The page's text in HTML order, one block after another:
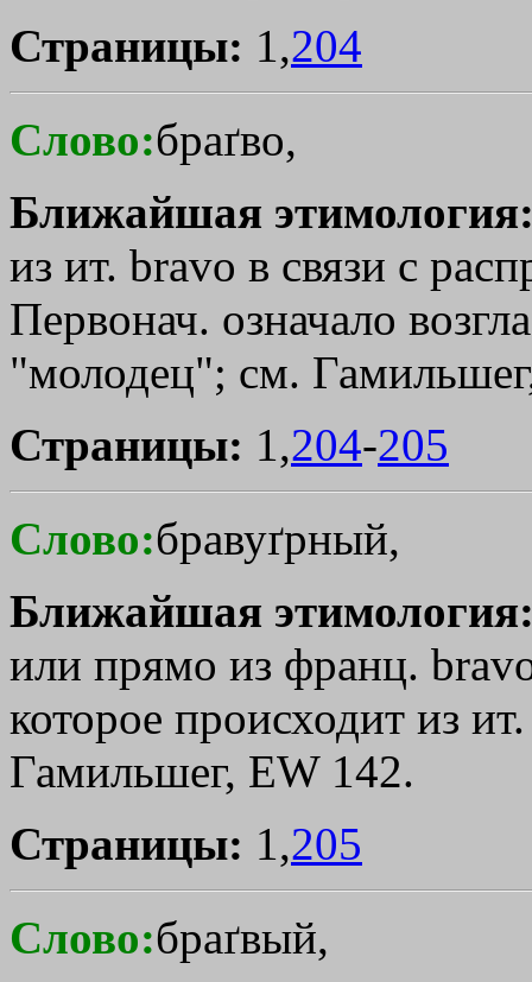
Страницы: 1,204
Слово:браґво,
Ближайшая
из ит. bravo в связи с
Первонач. означало
"молодец"; см.
Страницы: 1,204-205
Слово:бравуґрный,
Ближайшая
или прямо из франц.
которое происходит из
Гамильшег, EW 142.
Страницы: 1,205
Слово:браґвый,